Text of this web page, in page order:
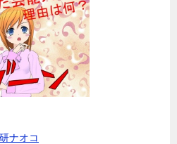
研ナオコ